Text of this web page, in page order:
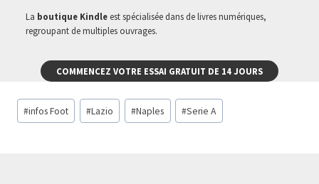
La boutique Kindleest spécialisée dans de livres numériques,
regroupant de multiples ouvrages.
COMMENCEZ VOTRE ESSAI GRATUIT DE 14 JOURS
Étiquettes
de
#infos Foot #Lazio #Naples #Serie A